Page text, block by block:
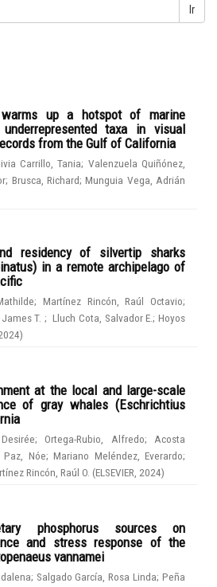
Ir
warms up a hotspot of marine
taxa in visual
from the Gulf of California
Carrillo, Tania; Valenzuela Quiñónez,
; Brusca, Richard;Munguia Vega, Adrián
residency of silvertip sharks
in a remote archipelago of
; Martínez Rincón, Raúl Octavio;
T.; Lluch Cota, Salvador E.;Hoyos
)
at the local and large-scale
of gray whales (Eschrichtius
;Ortega-Rubio, Alfredo; Acosta
Paz, Nóe; Mariano Meléndez, Everardo;
Rincón, Raúl O. (ELSEVIER 2024)
phosphorus sources on
and stress response of the
vannamei
; Salgado García, Rosa Linda; Peña